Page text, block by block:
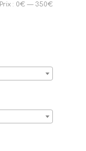
Prix : 0€ — 350€